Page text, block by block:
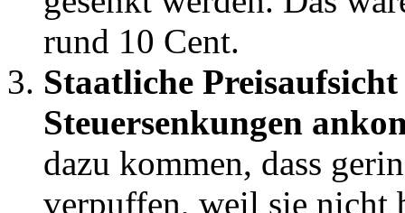
rund 10 Cent.
Staatliche
Steuersenkungen
dazu kommen, dass
verpuffen, weil sie nicht